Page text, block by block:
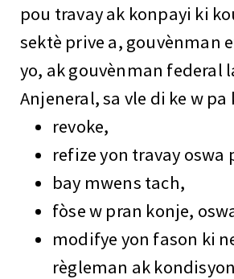
pou travay ak konpayi ki
sektè prive a, gouvènman
yo, ak gouvènman federal
Anjeneral, sa vle di ke w pa
revoke,
refize yon travay oswa
bay mwens tach,
fòse w pran konje,
modifye yon fason ki
règleman ak